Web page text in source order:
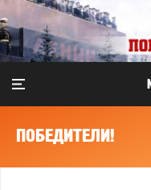
ПОБЕДИТЕЛИ!